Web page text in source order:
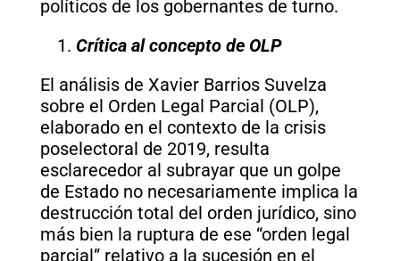
políticos de los gobernantes de turno.
Crítica al concepto de OLP
El análisis de Xavier Barrios Suvelza
sobre el Orden Legal Parcial (OLP),
elaborado en el contexto de la crisis
poselectoral de 2019, resulta
esclarecedor al subrayar que un golpe
de Estado no necesariamente implica la
destrucción total del orden jurídico, sino
más bien la ruptura de ese “orden legal
parcial” relativo a la sucesión en el